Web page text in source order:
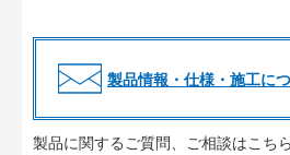
製品情報・仕様・施工に
製品に関するご質問、ご相談はこち